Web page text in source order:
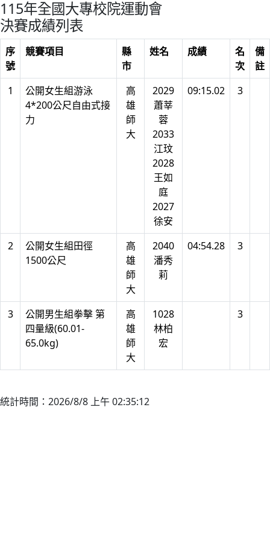
115年全國大專校院運動會
決賽成績列表
序
號
競賽項目
縣
市
姓名 成績
名
次
備
註
1
公開女生組游泳
4*200公尺自由式接
力
高
雄
師
大
2029
蕭莘
蓉
2033
江玟
2028
王如
庭
2027
徐安
09:15.02 3
2
公開女生組田徑
1500公尺
高
雄
師
大
2040
潘秀
莉
04:54.28 3
3
公開男生組拳擊 第
四量級(60.01-
65.0kg)
高
雄
師
大
1028
林柏
宏
3
統計時間：2026/8/8 上午 02:35:12